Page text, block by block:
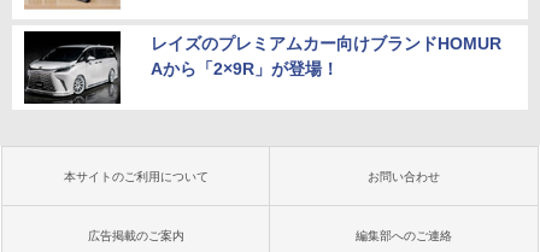
レイズのプレミアムカー向けブランドHOMUR
Aから「2×9R」が登場！
本サイトのご利用について お問い合わせ
広告掲載のご案内 編集部へのご連絡